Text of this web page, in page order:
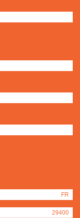
FR
29400